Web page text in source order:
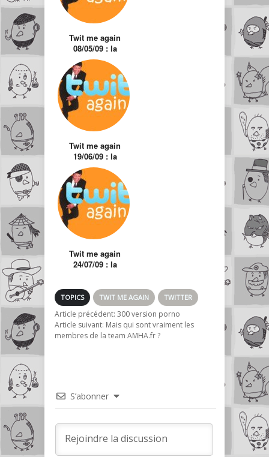
Twit me again
08/05/09 : la
sélection des twits
hors actualité
Twit me again
19/06/09 : la
sélection des twits
hors actualité
Twit me again
24/07/09 : la
TOPICS TWIT ME AGAIN TWITTER
Article précédent: 300 version porno
Article suivant: Mais qui sont vraiment les
membres de la team AMHA.fr ?
S’abonner